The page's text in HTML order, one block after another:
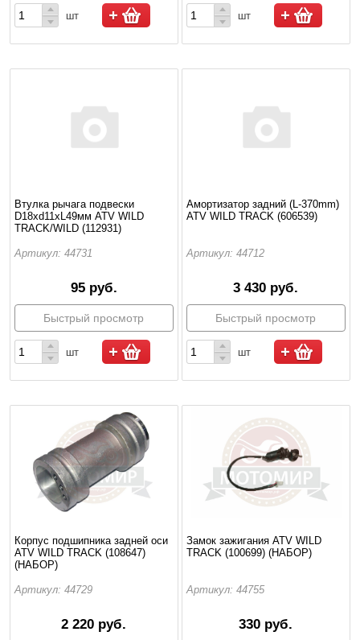
шт шт
Втулка рычага подвески
D18хd11хL49мм ATV WILD
TRACK/WILD (112931)
Артикул: 44731
95 руб.
Быстрый просмотр
шт
Амортизатор задний (L-370mm)
ATV WILD TRACK (606539)
Артикул: 44712
3 430 руб.
Быстрый просмотр
шт
Корпус подшипника задней оси
ATV WILD TRACK (108647)
(НАБОР)
Артикул: 44729
2 220 руб.
Замок зажигания ATV WILD
TRACK (100699) (НАБОР)
Артикул: 44755
330 руб.